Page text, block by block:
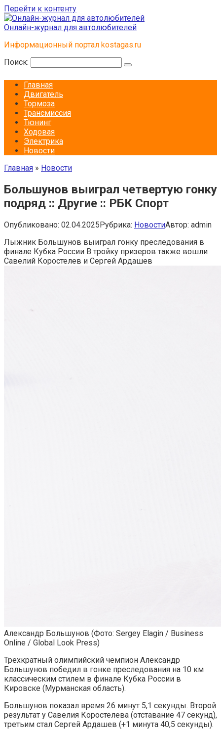
Перейти к контенту
Онлайн-журнал для автолюбителей
Информационный портал kostagas.ru
Поиск:
Главная
Двигатель
Тормоза
Трансмиссия
Тюнинг
Ходовая
Электрика
Новости
Главная » Новости
Большунов выиграл четвертую гонку
подряд :: Другие :: РБК Спорт
Опубликовано: 02.04.2025Рубрика: НовостиАвтор: admin
Лыжник Большунов выиграл гонку преследования в
финале Кубка России В тройку призеров также вошли
Савелий Коростелев и Сергей Ардашев
Александр Большунов (Фото: Sergey Elagin / Business
Online / Global Look Press)
Трехкратный олимпийский чемпион Александр
Большунов победил в гонке преследования на 10 км
классическим стилем в финале Кубка России в
Кировске (Мурманская область).
Большунов показал время 26 минут 5,1 секунды. Второй
результат у Савелия Коростелева (отставание 47 секунд),
третьим стал Сергей Ардашев (+1 минута 40,5 секунды).